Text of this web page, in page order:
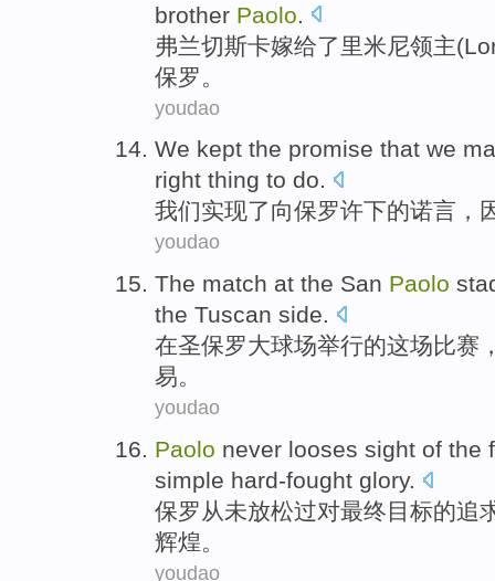
brother Paolo
弗兰切斯卡嫁给了 里米尼领主
保罗。
youdao
We kept the promise that we
right thing to do.
我们实现了向保罗许下的诺言 ，
youdao
The match at the San Paolo
the Tuscan side.
在圣保罗大球场举行的这场比赛
易。
youdao
Paolo never looses sight of the
simple hard-fought glory.
保罗 从未放松过对最终目标的追
辉煌。
youdao